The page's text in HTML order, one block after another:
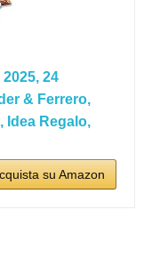
24
& Ferrero,
Idea Regalo,
su Amazon